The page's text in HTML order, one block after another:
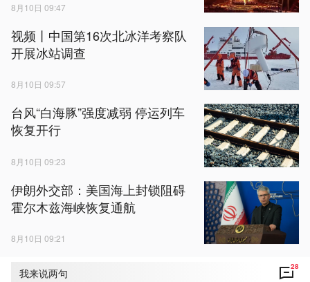
我来说两句 28
8月10日 09:47
视频丨中国第16次北冰洋考察队
开展冰站调查
8月10日 09:57
台风“白海豚”强度减弱 停运列车
恢复开行
8月10日 09:23
伊朗外交部：美国海上封锁阻碍
霍尔木兹海峡恢复通航
8月10日 09:21